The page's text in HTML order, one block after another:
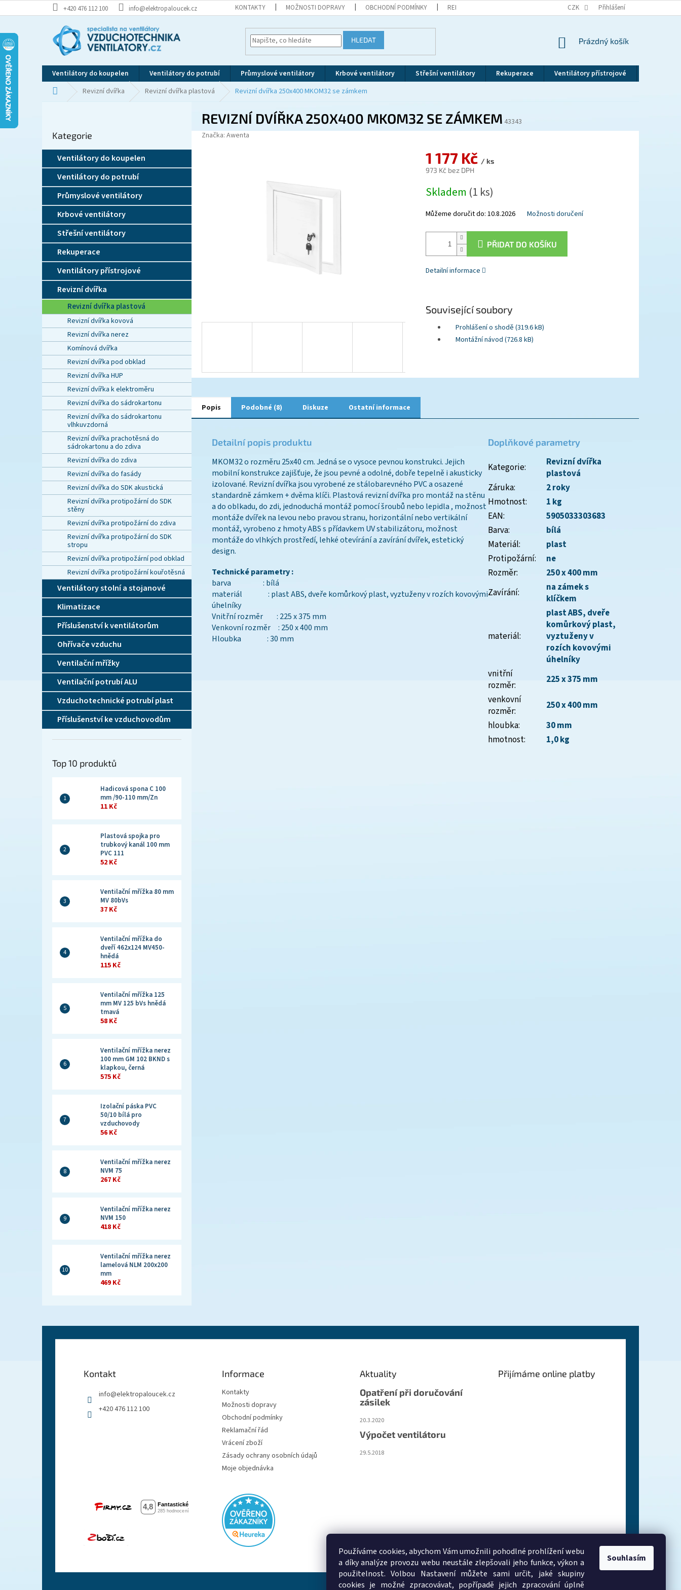
Používáme cookies, abychom Vám umožnili pohodlné prohlížení webu
a díky analýze provozu webu neustále zlepšovali jeho funkce, výkon a
použitelnost. Volbou Nastavení můžete sami určit, jaké skupiny
cookies je možné zpracovávat, popřípadě jejich zpracování úplně
Souhlasím
na
+420 476 112 100 info@elektropaloucek.cz KONTAKTY MOŽNOSTI DOPRAVY OBCHODNÍ PODMÍNKY REKLAMAČNÍ ŘÁD ZÁSADY OCHRANY OSOBNÍCH
CZK Přihlášení
HLEDAT
NÁKUPNÍ
Prázdný košík
Ventilátory do koupelen Ventilátory do potrubí Průmyslové ventilátory Krbové ventilátory Střešní ventilátory Rekuperace Ventilátory přístrojové
Domů Revizní dvířka Revizní dvířka plastová Revizní dvířka 250x400 MKOM32 se zámkem
r
n
p
e
kategorie
Kategorie
Ventilátory do koupelen
Ventilátory do potrubí
Průmyslové ventilátory
Krbové ventilátory
Střešní ventilátory
Rekuperace
Ventilátory přístrojové
Revizní dvířka
Revizní dvířka plastová
Revizní dvířka kovová
Revizní dvířka nerez
Komínová dvířka
Revizní dvířka pod obklad
Revizní dvířka HUP
Revizní dvířka k elektroměru
Revizní dvířka do sádrokartonu
Revizní dvířka do sádrokartonu
vlhkuvzdorná
Revizní dvířka prachotěsná do
sádrokartonu a do zdiva
Revizní dvířka do zdiva
Revizní dvířka do fasády
Revizní dvířka do SDK akustická
Revizní dvířka protipožární do SDK
stěny
Revizní dvířka protipožární do zdiva
Revizní dvířka protipožární do SDK
stropu
Revizní dvířka protipožární pod obklad
Revizní dvířka protipožární kouřotěsná
Ventilátory stolní a stojanové
Klimatizace
Příslušenství k ventilátorům
Ohřívače vzduchu
Ventilační mřížky
Ventilační potrubí ALU
Vzduchotechnické potrubí plast
Příslušenství ke vzduchovodům
Top 10 produktů
Hadicová spona C 100
mm /90-110 mm/Zn
11 Kč
Plastová spojka pro
trubkový kanál 100 mm
PVC 111
52 Kč
Ventilační mřížka 80 mm
MV 80bVs
37 Kč
Ventilační mřížka do
dveří 462x124 MV450-
hnědá
115 Kč
Ventilační mřížka 125
mm MV 125 bVs hnědá
tmavá
58 Kč
Ventilační mřížka nerez
100 mm GM 102 BKND s
klapkou, černá
575 Kč
Izolační páska PVC
50/10 bílá pro
vzduchovody
56 Kč
Ventilační mřížka nerez
NVM 75
267 Kč
Ventilační mřížka nerez
NVM 150
418 Kč
Ventilační mřížka nerez
lamelová NLM 200x200
mm
469 Kč
REVIZNÍ DVÍŘKA 250X400 MKOM32 SE ZÁMKEM 43343
Značka: Awenta
1 177 Kč / ks
973 Kč bez DPH
cena:
Skladem (1 ks)
Můžeme doručit do: 10.8.2026 Možnosti doručení
PŘIDAT DO KOŠÍKU
Detailní informace
Související soubory
Prohlášení o shodě (319.6 kB)
Montážní návod (726.8 kB)
Popis Podobné (8) Diskuze Ostatní informace
Detailní popis produktu
MKOM32 o rozměru 25x40 cm. Jedná se o vysoce pevnou konstrukci. Jejich
mobilní konstrukce zajišťuje, že jsou pevné a odolné, dobře tepelně i akusticky
izolované. Revizní dvířka jsou vyrobené ze stálobarevného PVC a osazené
standardně zámkem + dvěma klíči. Plastová revizní dvířka pro montáž na stěnu
a do oblkadu, do zdi, jednoduchá montáž pomocí šroubů nebo lepidla , možnost
montáže dvířek na levou nebo pravou stranu, horizontální nebo vertikální
montáž, vyrobeno z hmoty ABS s přídavkem UV stabilizátoru, možnost
montáže do vlhkých prostředí, lehké otevírání a zavírání dvířek, estetický
design.
Technické parametry :
barva : bílá
materiál : plast ABS, dveře komůrkový plast, vyztuženy v rozích kovovými
úhelníky
Vnitřní rozměr : 225 x 375 mm
Venkovní rozměr : 250 x 400 mm
Hloubka : 30 mm
Doplňkové parametry
Kategorie:
Revizní dvířka
plastová
Záruka:
2 roky
Hmotnost:
1 kg
EAN:
5905033303683
Barva:
bílá
Materiál:
plast
Protipožární:
ne
Rozměr:
250 x 400 mm
Zavírání:
na zámek s
klíčkem
materiál:
plast ABS, dveře
komůrkový plast,
vyztuženy v
rozích kovovými
úhelníky
vnitřní
rozměr:
225 x 375 mm
venkovní
rozměr:
250 x 400 mm
hloubka:
30 mm
hmotnost: 1,0 kg
Kontakt
info@elektropaloucek.cz
+420 476 112 100
Informace
Kontakty
Možnosti dopravy
Obchodní podmínky
Reklamační řád
Vrácení zboží
Zásady ochrany osobních údajů
Moje objednávka
Aktuality
Opatření při doručování
zásilek
20.3.2020
Výpočet ventilátoru
29.5.2018
Přijímáme online platby